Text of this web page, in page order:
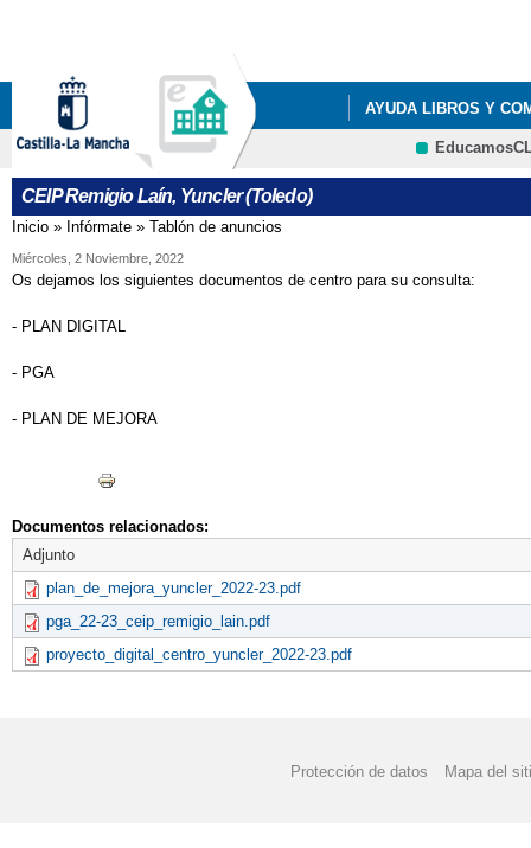
AYUDA LIBROS Y
LISTADOS DE
CEIP Remigio Laín, Yuncler (Toledo)
Se encuentra usted aquí
Inicio » Infórmate » Tablón de anuncios
Miércoles, 2 Noviembre, 2022
Os dejamos los siguientes documentos de centro para su consulta:
- PLAN DIGITAL
- PGA
- PLAN DE MEJORA
Documentos relacionados:
Adjunto
plan_de_mejora_yuncler_2022-23.pdf
pga_22-23_ceip_remigio_lain.pdf
proyecto_digital_centro_yuncler_2022-23.pdf
Protección de datos Mapa del